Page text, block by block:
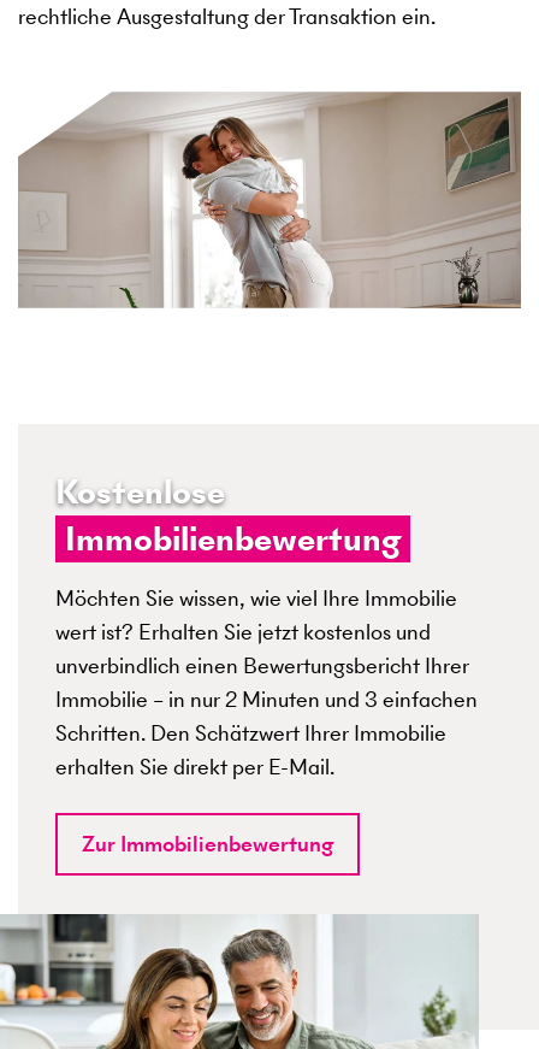
rechtliche Ausgestaltung der Transaktion ein.
Kostenlose
Immobilienbewertung
Möchten Sie wissen, wie viel Ihre Immobilie
wert ist? Erhalten Sie jetzt kostenlos und
unverbindlich einen Bewertungsbericht Ihrer
Immobilie – in nur 2 Minuten und 3 einfachen
Schritten. Den Schätzwert Ihrer Immobilie
erhalten Sie direkt per E-Mail.
Zur Immobilienbewertung